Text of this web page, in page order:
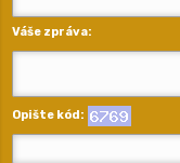
Váše zpráva:
Opište kód: